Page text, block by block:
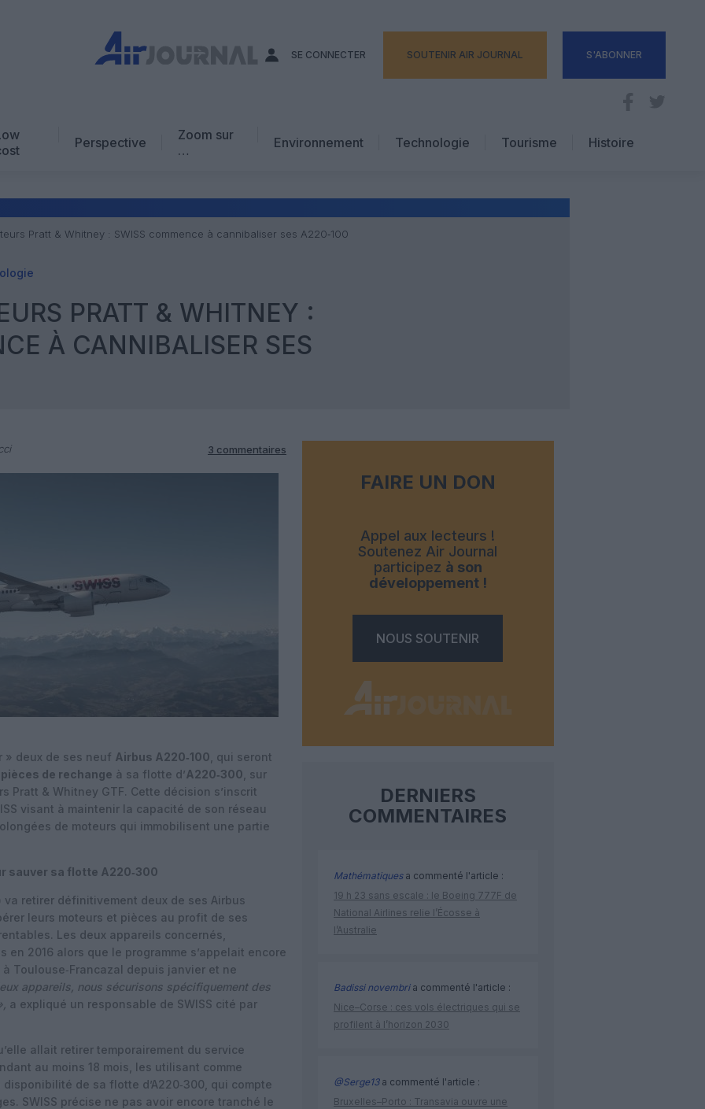
SE CONNECTER SOUTENIR AIR JOURNAL S'ABONNER
Perspective
Zoom sur
…
Avis d’expert
Environnement Technologie
Tourisme
Hôtellerie
Histoire
Pratt & Whitney : SWISS commence à cannibaliser ses A220‑100
PRATT & WHITNEY :
À CANNIBALISER SES
3 commentaires
» deux de ses neuf Airbus A220‑100 , qui seront
de rechange à sa flotte d’A220‑300 , sur
Pratt & Whitney GTF. Cette décision s’inscrit
visant à maintenir la capacité de son réseau
de moteurs qui immobilisent une partie
sauver sa flotte A220‑300
va retirer définitivement deux de ses Airbus
leurs moteurs et pièces au profit de ses
Les deux appareils concernés,
en 2016 alors que le programme s’appelait encore
Toulouse‑Francazal depuis janvier et ne
appareils, nous sécurisons spécifiquement des
a expliqué un responsable de SWISS cité par
allait retirer temporairement du service
au moins 18 mois, les utilisant comme
de sa flotte d’A220‑300, qui compte
SWISS précise ne pas avoir encore tranché le
FAIRE UN DON
Appel aux lecteurs !
Soutenez Air Journal
participez à son
développement !
NOUS SOUTENIR
DERNIERS
COMMENTAIRES
Mathématiquesa commenté l'article :
19 h 23 sans escale : le Boeing 777F de
National Airlines relie l’Écosse à
l’Australie
Badissi novembria commenté l'article :
Nice–Corse : ces vols électriques qui se
profilent à l’horizon 2030
@Serge13a commenté l'article :
Bruxelles–Porto : Transavia ouvre une